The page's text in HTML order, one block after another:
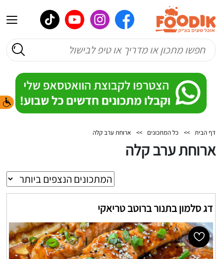
דף הבית >> כל המתכונים >> ארוחת ערב קלה
ארוחת ערב קלה
דג סלמון בתנור ברוטב טריאקי